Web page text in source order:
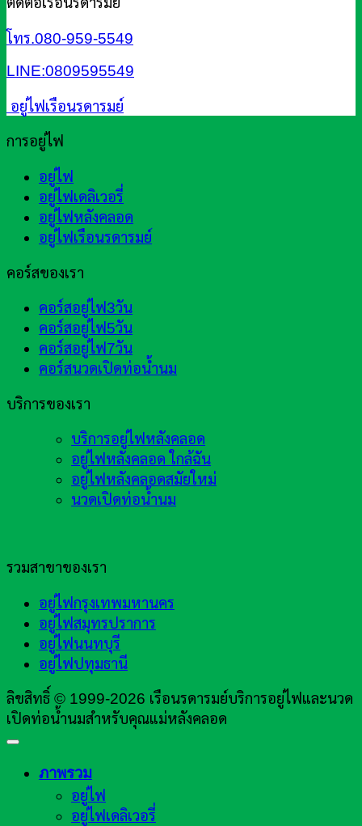
โทร.080-959-5549
LINE:0809595549
อยู่ไฟเรือนรดารมย์
การอยู่ไฟ
อยู่ไฟ
อยู่ไฟเดลิเวอรี่
อยู่ไฟหลังคลอด
อยู่ไฟเรือนรดารมย์
คอร์สของเรา
คอร์สอยู่ไฟ3วัน
คอร์สอยู่ไฟ5วัน
คอร์สอยู่ไฟ7วัน
คอร์สนวดเปิดท่อน้ำนม
บริการของเรา
บริการอยู่ไฟหลังคลอด
อยู่ไฟหลังคลอด ใกล้ฉัน
อยู่ไฟหลังคลอดสมัยใหม่
นวดเปิดท่อน้ำนม
รวมสาขาของเรา
อยู่ไฟกรุงเทพมหานคร
อยู่ไฟสมุทรปราการ
อยู่ไฟนนทบุรี
อยู่ไฟปทุมธานี
ลิขสิทธิ์ © 1999-2026 เรือนรดารมย์บริการอยู่ไฟและนวด
เปิดท่อน้ำนมสำหรับคุณแม่หลังคลอด
ภาพรวม
อยู่ไฟ
อยู่ไฟเดลิเวอรี่